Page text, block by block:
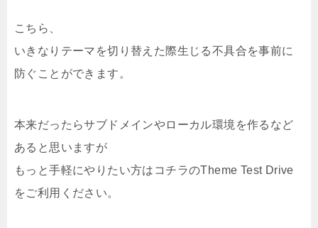
こちら、
いきなりテーマを切り替えた際生じる不具合を事前に
防ぐことができます。
本来だったらサブドメインやローカル環境を作るなど
あると思いますが
もっと手軽にやりたい方はコチラのTheme Test Drive
をご利用ください。